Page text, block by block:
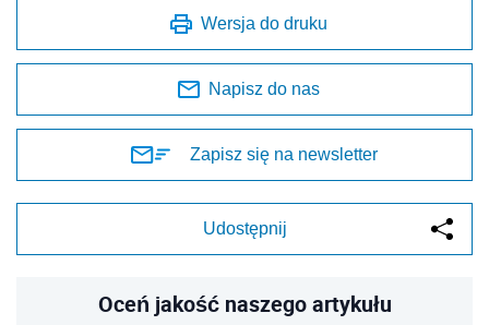
Wersja do druku
Napisz do nas
Zapisz się na newsletter
Udostępnij
Oceń jakość naszego artykułu